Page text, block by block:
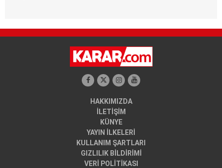
HAKKIMIZDA
İLETİŞİM
KÜNYE
YAYIN İLKELERİ
KULLANIM ŞARTLARI
GIZLILIK BİLDİRİMİ
VERİ POLİTİKASI